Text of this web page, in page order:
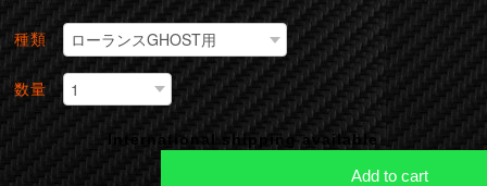
種類
数量
International shipping available
Add to cart